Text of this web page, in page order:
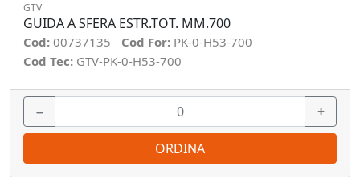
GTV
GUIDA A SFERA ESTR.TOT. MM.700
Cod: 00737135 Cod For: PK-0-H53-700
Cod Tec: GTV-PK-0-H53-700
− +
ORDINA